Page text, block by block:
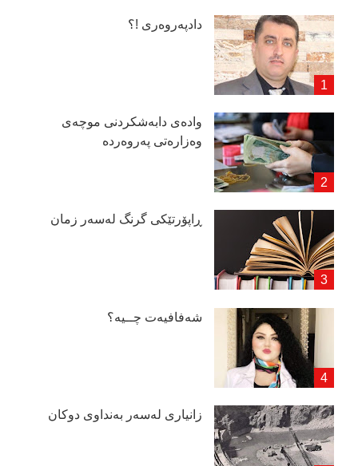
دادپەروەری !؟
وادەی دابەشكردنی موچەی
وەزارەتی پەروەردە
ڕاپۆرتێكی گرنگ لەسەر زمان
شەفافیەت چــیە؟
زانیاری لەسەر بەنداوی دوكان